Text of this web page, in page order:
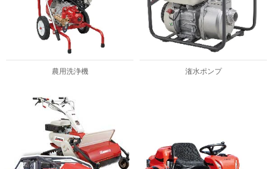
農用洗浄機 潅水ポンプ